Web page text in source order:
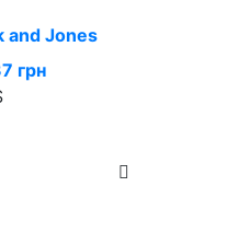
and Jones
грн